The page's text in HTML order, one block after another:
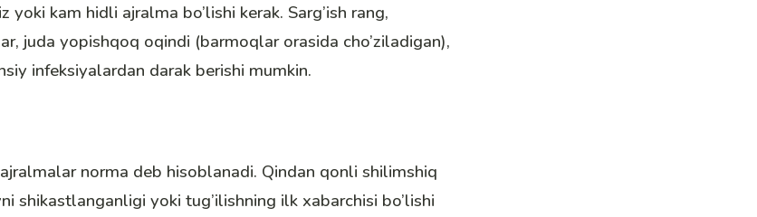
yoki kam hidli ajralma bo’lishi kerak. Sarg’ish rang,
juda yopishqoq oqindi (barmoqlar orasida cho’ziladigan),
infeksiyalardan darak berishi mumkin.
norma deb hisoblanadi. Qindan qonli shilimshiq
shikastlanganligi yoki tug’ilishning ilk xabarchisi bo’lishi